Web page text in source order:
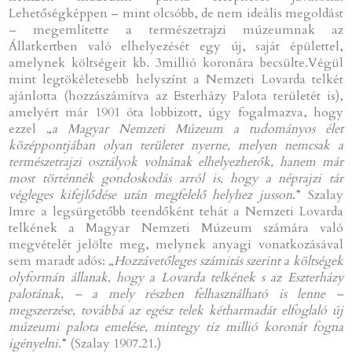
Lehetőségképpen – mint olcsóbb, de nem ideális megoldást
– megemlítette a természetrajzi múzeumnak az
Állatkertben való elhelyezését egy új, saját épülettel,
amelynek költségeit kb. 3millió koronára becsülte.Végül
mint legtökéletesebb helyszínt a Nemzeti Lovarda telkét
ajánlotta (hozzászámítva az Esterházy Palota területét is),
amelyért már 1901 óta lobbizott, úgy fogalmazva, hogy
ezzel „a Magyar Nemzeti Múzeum a tudományos élet
középpontjában olyan területet nyerne, melyen nemcsak a
természetrajzi osztályok volnának elhelyezhetők, hanem már
most történnék gondoskodás arról is, hogy a néprajzi tár
végleges kifejlődése után megfelelő helyhez jusson.” Szalay
Imre a legsürgetőbb teendőként tehát a Nemzeti Lovarda
telkének a Magyar Nemzeti Múzeum számára való
megvételét jelölte meg, melynek anyagi vonatkozásával
sem maradt adós: „Hozzávetőleges számitás szerint a költségek
olyformán állanak, hogy a Lovarda telkének s az Eszterházy
palotának, – a mely részben felhasználható is lenne –
megszerzése, továbbá az egész telek kétharmadát elfoglaló új
múzeumi palota emelése, mintegy tíz millió koronát fogna
igényelni.” (Szalay 1907.21.)